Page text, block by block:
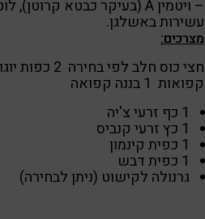
עשירות באשלגן.
מצרכים:
קפואות 1 בננה קפואה
1 כף זרעי צ'יה
1 כץ זרעי קנביס
1 כפית קינמון
1 כפית דבש
גרנולה לקישוט (ניתן לבחירה)